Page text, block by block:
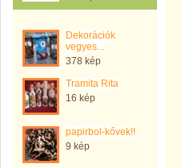
Dekorációk
vegyes...
378 kép
Tramita Rita
16 kép
papirbol-kővek!!
9 kép